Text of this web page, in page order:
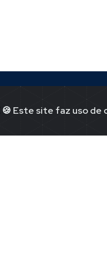
Jornal Ponto -
🍪 Este site faz uso